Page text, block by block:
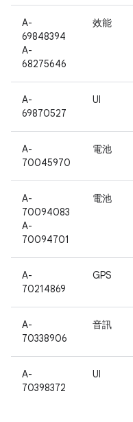
A-
69848394
A-
68275646
效能
A-
69870527
UI
A-
70045970
電池
A-
70094083
A-
70094701
電池
A-
70214869
GPS
A-
70338906
音訊
A-
70398372
UI